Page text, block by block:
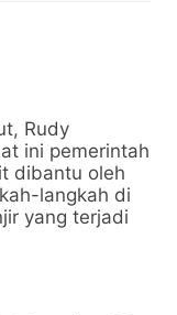
Rudy
ini pemerintah
dibantu oleh
langkah di
yang terjadi